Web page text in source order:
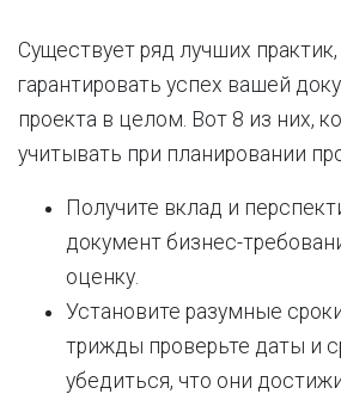
Существует ряд лучших
гарантировать успех вашей
проекта в целом. Вот 8 из них,
учитывать при планировании
Получите вклад и
документ бизнес-
оценку.
Установите разумные
трижды проверьте даты и
убедиться, что они